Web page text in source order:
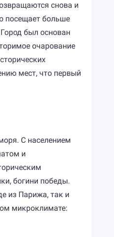
снова и
посещает больше
был основан
очарование
мест, что первый
С населением
и
богини победы.
из Парижа, так и
микроклимате: